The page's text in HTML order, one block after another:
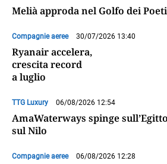
Melià approda nel Golfo dei
Compagnie aeree 30/07/2026 13:40
Ryanair accelera,
crescita record
a luglio
TTG Luxury 06/08/2026 12:54
AmaWaterways spinge
sul Nilo
Compagnie aeree 06/08/2026 12:28